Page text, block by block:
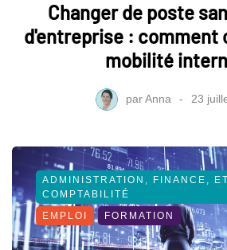
Changer de poste
d'entreprise : comment
mobilité
parAnna 23
ADMINISTRATION, FINANCE, ET
COMPTABILITÉ
EMPLOI
FORMATION